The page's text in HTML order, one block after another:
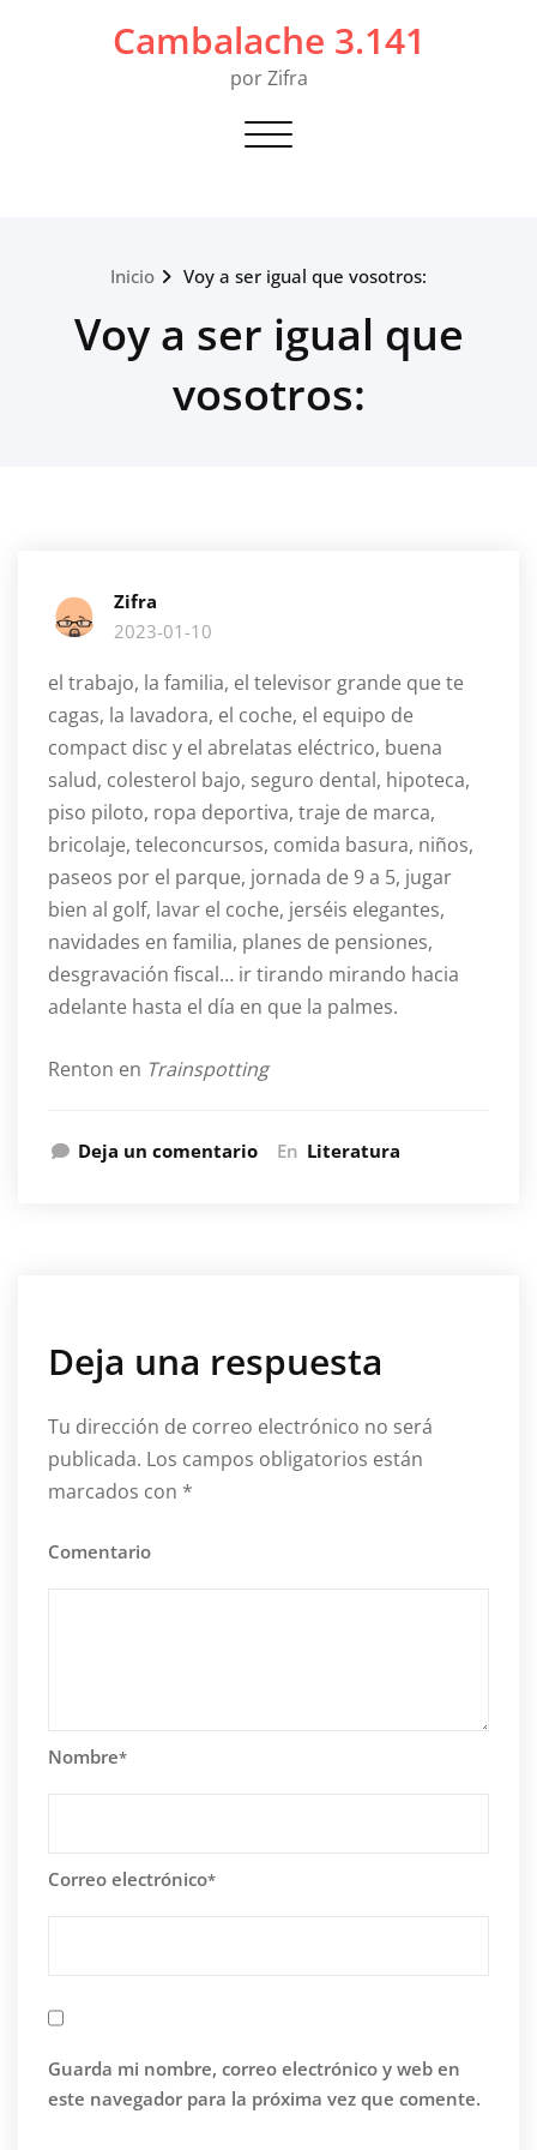
Cambalache 3.141
por Zifra
Alternar navegación
Inicio Voy a ser igual que vosotros:
Voy a ser igual que
vosotros:
Zifra
2023-01-10
el trabajo, la familia, el televisor grande que te
cagas, la lavadora, el coche, el equipo de
compact disc y el abrelatas eléctrico, buena
salud, colesterol bajo, seguro dental, hipoteca,
piso piloto, ropa deportiva, traje de marca,
bricolaje, teleconcursos, comida basura, niños,
paseos por el parque, jornada de 9 a 5, jugar
bien al golf, lavar el coche, jerséis elegantes,
navidades en familia, planes de pensiones,
desgravación fiscal… ir tirando mirando hacia
adelante hasta el día en que la palmes.
Renton en Trainspotting
Deja un comentario En Literatura
Deja una respuesta
Tu dirección de correo electrónico no será
publicada. Los campos obligatorios están
marcados con *
Comentario
Nombre*
Correo electrónico*
Guarda mi nombre, correo electrónico y web en
este navegador para la próxima vez que comente.